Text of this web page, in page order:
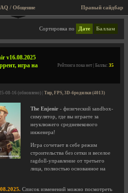
FAQ / Общение
(Sandbox-игры)
Сортировка по Дате Баллам
v16.08.2025
игра на
Рейтинга пока нет | Баллы: 35
08-16 (обновлено) | Тир, FPS, 3D-бродилки (4013)
The Enjenir - физический sandbox-
симулятор, где вы играете за
неуклюжего средневекового
инженера!
Игра сочетает в себе режим
строительства без сетки и веселое
ragdoll-управление от третьего
лица, полностью основанное на
Список изменений можно посмотреть